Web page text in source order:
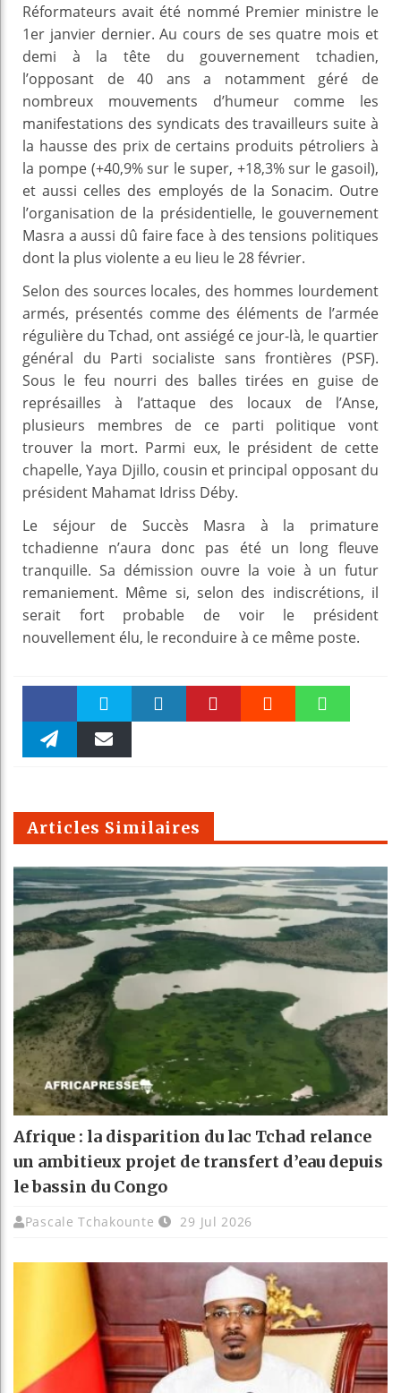
Réformateurs avait été nommé Premier ministre le
1er janvier dernier. Au cours de ses quatre mois et
demi à la tête du gouvernement tchadien,
l’opposant de 40 ans a notamment géré de
nombreux mouvements d’humeur comme les
manifestations des syndicats des travailleurs suite à
la hausse des prix de certains produits pétroliers à
la pompe (+40,9% sur le super, +18,3% sur le gasoil),
et aussi celles des employés de la Sonacim. Outre
l’organisation de la présidentielle, le gouvernement
Masra a aussi dû faire face à des tensions politiques
dont la plus violente a eu lieu le 28 février.
Selon des sources locales, des hommes lourdement
armés, présentés comme des éléments de l’armée
régulière du Tchad, ont assiégé ce jour-là, le quartier
général du Parti socialiste sans frontières (PSF).
Sous le feu nourri des balles tirées en guise de
représailles à l’attaque des locaux de l’Anse,
plusieurs membres de ce parti politique vont
trouver la mort. Parmi eux, le président de cette
chapelle, Yaya Djillo, cousin et principal opposant du
président Mahamat Idriss Déby.
Le séjour de Succès Masra à la primature
tchadienne n’aura donc pas été un long fleuve
tranquille. Sa démission ouvre la voie à un futur
remaniement. Même si, selon des indiscrétions, il
serait fort probable de voir le président
nouvellement élu, le reconduire à ce même poste.
Faceboo Twitter
m
Articles Similaires
Afrique : la disparition du lac Tchad relance
un ambitieux projet de transfert d’eau depuis
le bassin du Congo
Pascale Tchakounte 29 Jul 2026